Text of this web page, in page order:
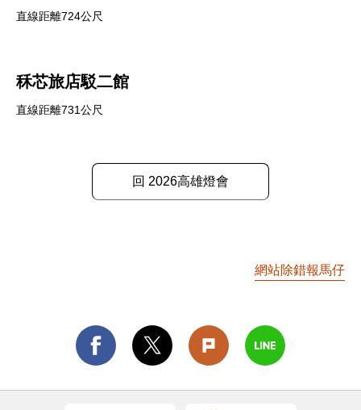
直線距離724公尺
秝芯旅店駁二館
直線距離731公尺
回 2026高雄燈會
網站除錯報馬仔